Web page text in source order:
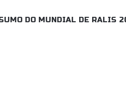
DO MUNDIAL DE RALIS